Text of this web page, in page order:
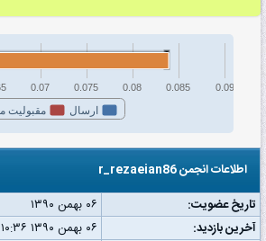
ارسال مقبولیت
0.07 0.075 0.08 0.085 0.09
اطلاعات انجمن r_rezaeian86
تاریخ عضویت:
۰۶ بهمن ۱۳۹۰
آخرین بازدید:
۰۶ بهمن ۱۳۹۰ ۱۰:۳۶ ب.ظ